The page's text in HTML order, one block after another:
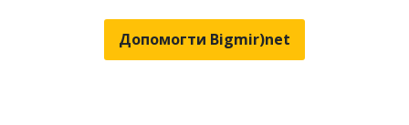
Допомогти Bigmir)net